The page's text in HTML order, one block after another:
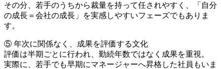
その分、若手のうちから裁量を持って任されやすく、「自分
の成長＝会社の成長」を実感しやすいフェーズでもありま
す。
⑤ 年次に関係なく、成果を評価する文化
評価は半期ごとに行われ、勤続年数ではなく成果を重視。
実際に、若手でも早期にマネージャーへ昇格した社員もいま